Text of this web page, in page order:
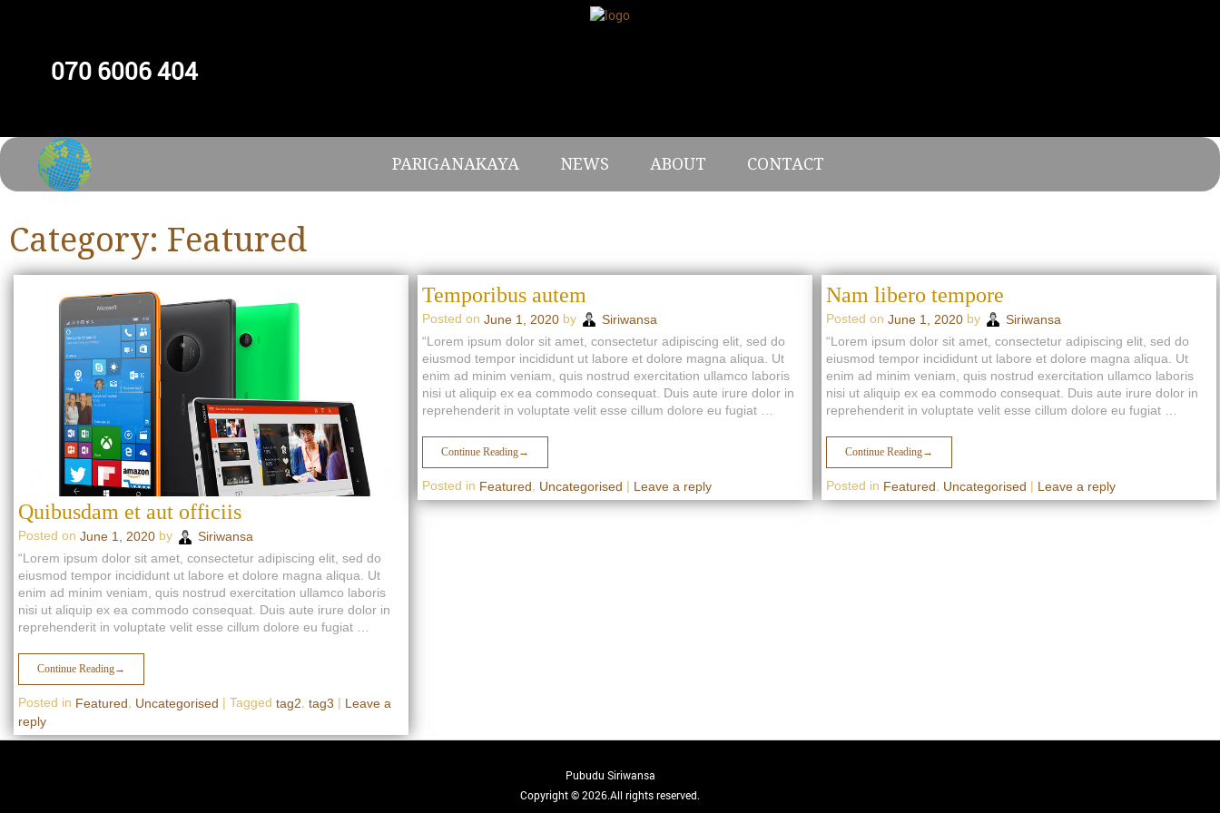
070 6006 404
PARIGANAKAYA NEWS ABOUT CONTACT
Category: Featured
Quibusdam et aut officiis
Posted on June 1, 2020 by
Siriwansa
“Lorem ipsum dolor sit amet, consectetur adipiscing elit, sed do
eiusmod tempor incididunt ut labore et dolore magna aliqua. Ut
enim ad minim veniam, quis nostrud exercitation ullamco laboris
nisi ut aliquip ex ea commodo consequat. Duis aute irure dolor in
reprehenderit in voluptate velit esse cillum dolore eu fugiat …
Continue Reading→
Posted in Featured Uncategorised | Tagged tag2 tag3 | Leave a
reply
Temporibus autem
Posted on June 1, 2020by
Siriwansa
“Lorem ipsum dolor sit amet, consectetur adipiscing elit, sed do
eiusmod tempor incididunt ut labore et dolore magna aliqua. Ut
enim ad minim veniam, quis nostrud exercitation ullamco laboris
nisi ut aliquip ex ea commodo consequat. Duis aute irure dolor in
reprehenderit in voluptate velit esse cillum dolore eu fugiat …
Continue Reading→
Posted in Featured Uncategorised | Leave a reply
Nam libero tempore
Posted on June 1, 2020by
Siriwansa
“Lorem ipsum dolor sit amet, consectetur adipiscing elit, sed do
eiusmod tempor incididunt ut labore et dolore magna aliqua. Ut
enim ad minim veniam, quis nostrud exercitation ullamco laboris
nisi ut aliquip ex ea commodo consequat. Duis aute irure dolor in
reprehenderit in voluptate velit esse cillum dolore eu fugiat …
Continue Reading→
Posted in Featured Uncategorised | Leave a reply
Copyright © 2026.All rights reserved.
Pubudu Siriwansa